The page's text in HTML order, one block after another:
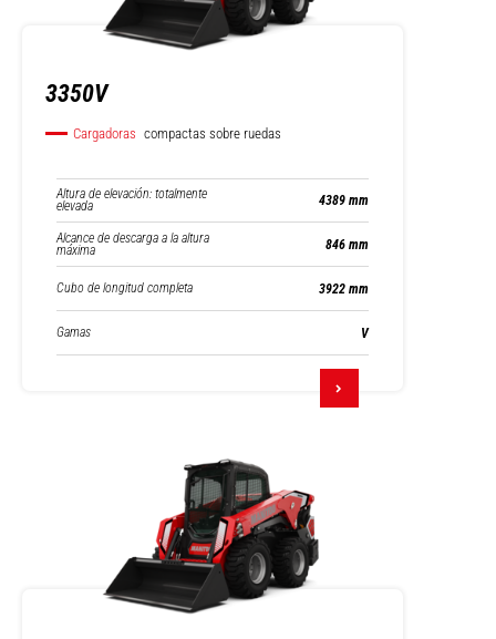
3350V
Cargadoras compactas sobre ruedas
Altura de elevación: totalmente
elevada 4389 mm
Alcance de descarga a la altura
máxima 846 mm
Cubo de longitud completa 3922 mm
Gamas V